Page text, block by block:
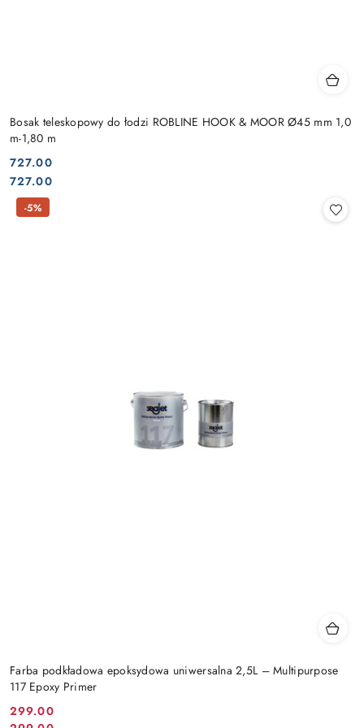
Bosak teleskopowy do łodzi ROBLINE HOOK & MOOR Ø45 mm 1,0
m-1,80 m
Cena:
727.00
Cena:
727.00
Farba podkładowa epoksydowa uniwersalna 2,5L – Multipurpose
117 Epoxy Primer
Cena
299.00
-5%